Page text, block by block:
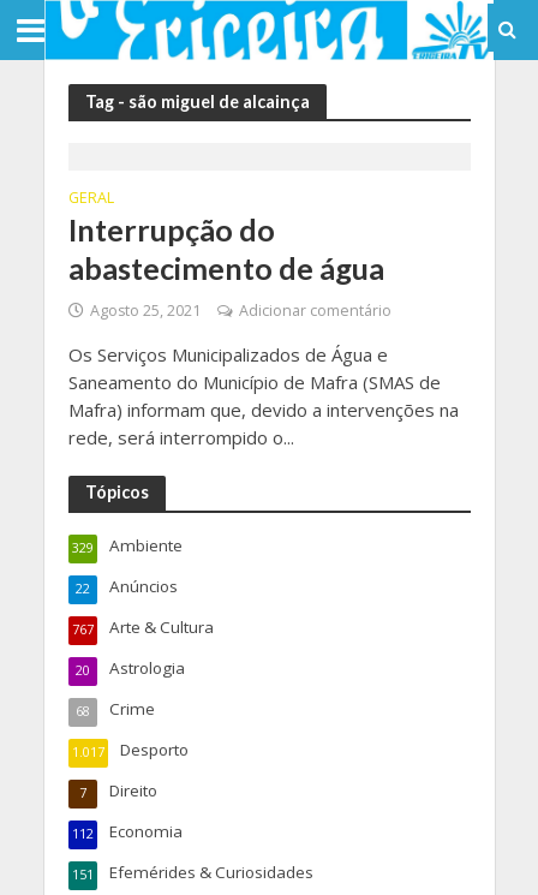
Tag - são miguel de alcainça
GERAL
Interrupção do
abastecimento de água
Agosto 25, 2021 Adicionar comentário
Os Serviços Municipalizados de Água e
Saneamento do Município de Mafra (SMAS de
Mafra) informam que, devido a intervenções na
rede, será interrompido o...
Tópicos
Ambiente
329
Anúncios
22
Arte & Cultura
767
Astrologia
20
Crime
68
Desporto
1.017
Direito
7
Economia
112
Efemérides & Curiosidades
151